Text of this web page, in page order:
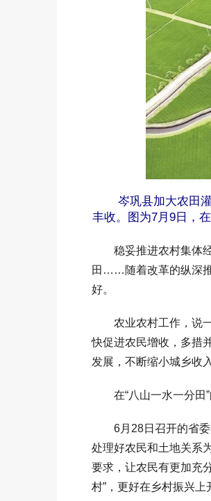
岑巩县加大农田灌
丰收。图为7月9日，
稳妥推进农村集体经
田……随着改革的纵深推
好。
农业农村工作，说一
快促进农民增收，多措
发展，不断缩小城乡收
在“八山一水一分田”
6月28日召开的省委
处理好农民和土地关系
要求，让农民有更加充
村”，更好在乡村振兴上